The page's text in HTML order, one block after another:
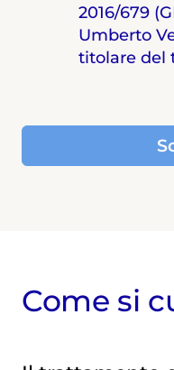
2016/679
Umberto
titolare del
Come si